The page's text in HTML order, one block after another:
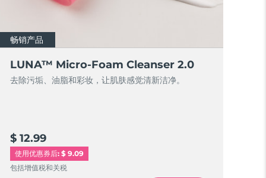
畅销产品
LUNA™ Micro-Foam Cleanser 2.0
去除污垢、油脂和彩妆，让肌肤感觉清新洁净。
$ 12.99
使用优惠券后: $ 9.09
包括增值税和关税